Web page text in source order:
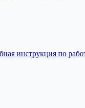
инструкция по